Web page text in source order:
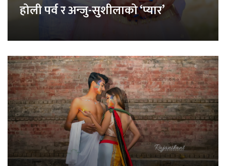
होली पर्व र अन्जु-सुशीलाको ‘प्यार’